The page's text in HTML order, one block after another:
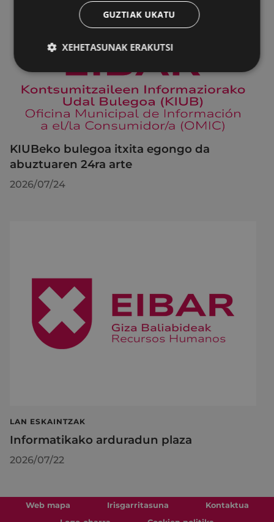
KIUBeko bulegoa itxita egongo da
abuztuaren 24ra arte
2026/07/24
LAN ESKAINTZAK
Informatikako arduradun plaza
2026/07/22
Web mapa Irisgarritasuna
Kontaktua
GUZTIAK UKATU
XEHETASUNAK ERAKUTSI